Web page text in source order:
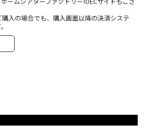
入の場合でも、購入画面以降の決済システ